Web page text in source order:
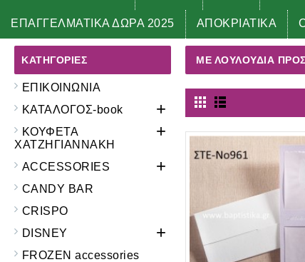
ΕΠΑΓΓΕΛΜΑΤΙΚΑ ΔΩΡΑ 2025 ΑΠΟΚΡΙΑΤΙΚΑ
Αρχική ΠΡΟΣΚΛΗΣΗ με ΛΟΥΛΟΥΔΙΑ
ΚΑΤΗΓΟΡΊΕΣ
ΕΠΙΚΟΙΝΩΝΙΑ
ΚΑΤΑΛΟΓΟΣ-book
+
ΚΟΥΦΕΤΑ
ΧΑΤΖΗΓΙΑΝΝΑΚΗ
+
ACCESSORIES +
CANDY BAR
CRISPO
DISNEY
+
FROZEN accessories
ΜΕ ΛΟΥΛΟΥΔΙΑ